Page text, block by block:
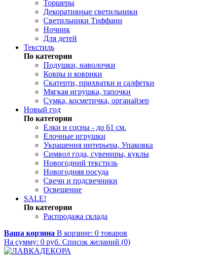
Торшеры
Декоративные светильники
Светильники Тиффани
Ночник
Для детей
Текстиль
По категории
Подушки, наволочки
Ковры и коврики
Скатерти, прихватки и салфетки
Мягкая игрушка, тапочки
Сумка, косметичка, органайзер
Новый год
По категории
Елки и сосны - до 61 см.
Елочные игрушки
Украшения интерьера, Упаковка
Символ года, сувениры, куклы
Новогодний текстиль
Новогодняя посуда
Свечи и подсвечники
Освещение
SALE!
По категории
Распродажа склада
Ваша корзина В корзине: 0 товаров
На сумму: 0 руб. Список желаний (0)